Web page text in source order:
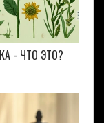
- ЧТО ЭТО?